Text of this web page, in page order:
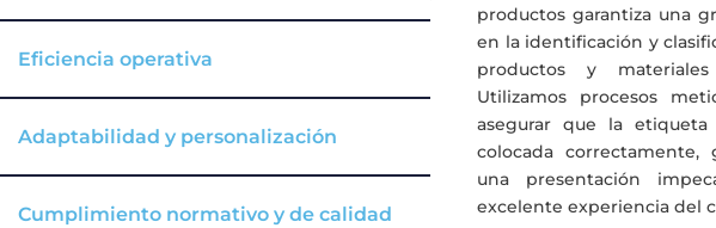
Eficiencia operativa
Adaptabilidad y personalización
Cumplimiento normativo y de calidad
productos garantiza una
en la identificación y
productos y materiales
Utilizamos procesos
asegurar que la etiqueta
colocada correctamente,
una presentación
excelente experiencia del